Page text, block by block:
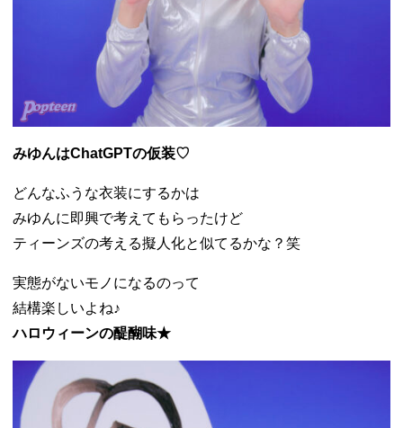
みゆんはChatGPTの仮装♡
どんなふうな衣装にするかは
みゆんに即興で考えてもらったけど
ティーンズの考える擬人化と似てるかな？笑
実態がないモノになるのって
結構楽しいよね♪
ハロウィーンの醍醐味★